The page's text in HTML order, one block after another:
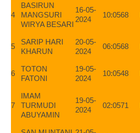
4
BASIRUN
MANGSURI
WIRYA BESARI
16-05-
2024
10:0568
5
SARIP HARI
KHARUN
20-05-
2024
06:0568
6
TOTON
FATONI
19-05-
2024
10:0548
7
IMAM
TURMUDI
ABUYAMIN
19-05-
2024
02:0571